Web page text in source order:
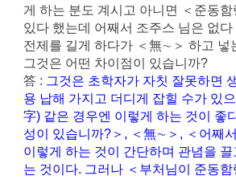
게 하는 분도 계시고 아니면 ＜준동함
있다 했는데 어째서 조주스 님은 없다
전제를 길게 하다가 ＜無∼＞ 하고 넣
그것은 어떤 차이점이 있습니까?
答 : 그것은 초학자가 자칫 잘못하면
용 납해 가지고 더디게 잡힐 수가 있
字) 같은 경우엔 이렇게 하는 것이 좋
성이 있습니까?＞, ＜無∼＞, ＜어째
이렇게 하는 것이 간단하며 관념을 끌
는 것이다. 그러나 ＜부처님이 준동함